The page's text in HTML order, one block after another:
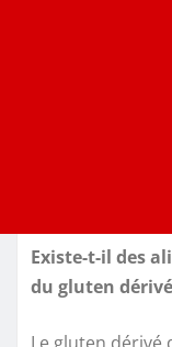
Existe-t-il des
du gluten